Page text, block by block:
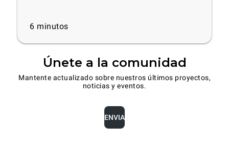
6 minutos
Únete a la comunidad
Mantente actualizado sobre nuestros últimos proyectos,
noticias y eventos.
ENVIA